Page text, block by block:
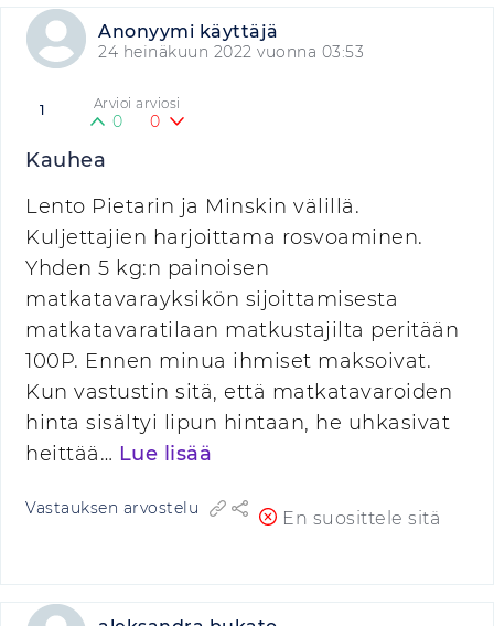
Anonyymi käyttäjä
24 heinäkuun 2022 vuonna 03:53
1 Arvioi arviosi
0 0
Kauhea
Lento Pietarin ja Minskin välillä.
Kuljettajien harjoittama rosvoaminen.
Yhden 5 kg:n painoisen
matkatavarayksikön sijoittamisesta
matkatavaratilaan matkustajilta peritään
100P. Ennen minua ihmiset maksoivat.
Kun vastustin sitä, että matkatavaroiden
hinta sisältyi lipun hintaan, he uhkasivat
heittää… Lue lisää
Vastauksen arvostelu
En suosittele sitä